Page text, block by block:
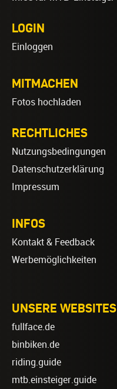
LOGIN
Einloggen
MITMACHEN
Fotos hochladen
RECHTLICHES
Nutzungsbedingungen
Datenschutzerklärung
Impressum
INFOS
Kontakt & Feedback
Werbemöglichkeiten
UNSERE WEBSITES
fullface.de
binbiken.de
riding.guide
mtb.einsteiger.guide